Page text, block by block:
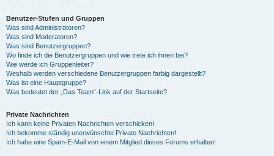
Benutzer-Stufen und Gruppen
Was sind Administratoren?
Was sind Moderatoren?
Was sind Benutzergruppen?
Wo finde ich die Benutzergruppen und wie trete ich ihnen bei?
Wie werde ich Gruppenleiter?
Weshalb werden verschiedene Benutzergruppen farbig dargestellt?
Was ist eine Hauptgruppe?
Was bedeutet der „Das Team“-Link auf der Startseite?
Private Nachrichten
Ich kann keine Privaten Nachrichten verschicken!
Ich bekomme ständig unerwünschte Private Nachrichten!
Ich habe eine Spam-E-Mail von einem Mitglied dieses Forums erhalten!